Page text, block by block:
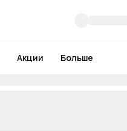
Акции Больше